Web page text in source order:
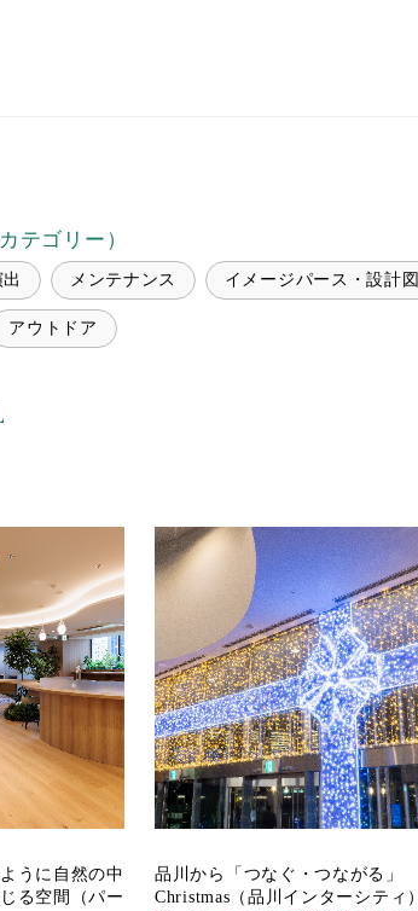
テゴリー）
メンテナンス イメージパース・設計図
アウトドア
うに自然の中
る空間（パー
品川から「つなぐ・つながる」
Christmas（品川インターシティ）